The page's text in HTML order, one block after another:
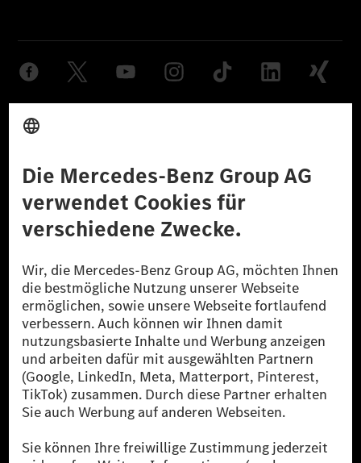
© 2026 Mercedes-Benz Group AG. Alle Rechte vorbehalten.
reduzierte CO₂-Emissionen bei der Mercedes-Benz Group durch
zertifizierte Ausgleichsprojekte kompensiert werden.
[2] Renewable Charging ist ein integraler Bestandteil von MB.CHARGE
Public in Europa, den USA, Kanada und China. Sofern an der jeweiligen
Ladestation noch kein Strom aus erneuerbaren Energien vorliegt,
verwendet Renewable Charging Grünstromzertifikate*. Diese stellen
sicher, dass für Ladevorgänge über MB.CHARGE Public eine äquivalente
Strommenge aus erneuerbaren Energien ins Stromnetz eingespeist wird.
Sie stammen ausschließlich aus Wind- und Solarkraftanlagen, die jünger
als sechs Jahre sind.
* Inkl. EKOenergy Ökolabel
* Die angegebenen Werte wurden nach dem vorgeschriebenen
Messverfahren WLTP (Worldwide harmonised Light vehicles Test